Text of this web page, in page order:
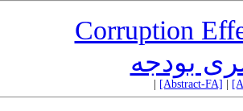
Corruption
بودجه
[Abstract-FA]